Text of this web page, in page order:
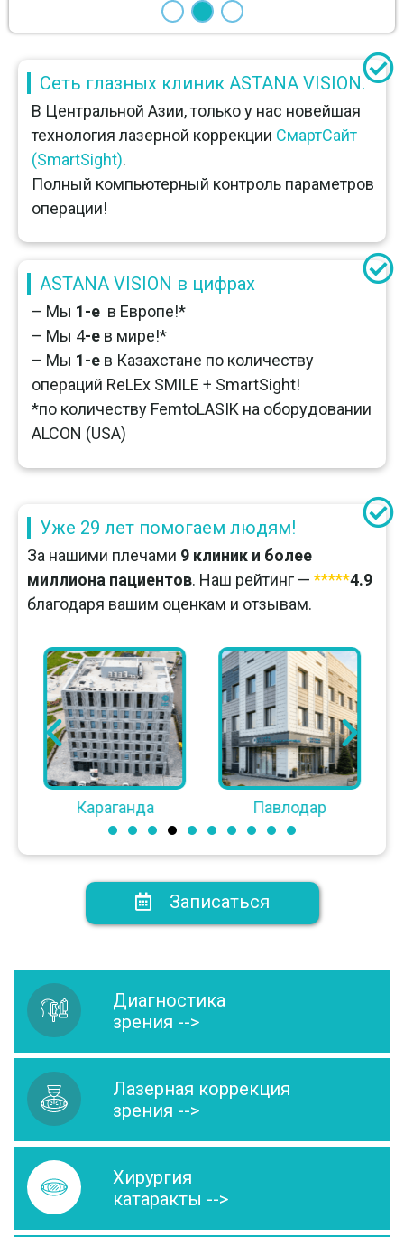
Сеть глазных клиник ASTANA VISION.
В Центральной Азии, только у нас новейшая
технология лазерной коррекции СмартСайт
(SmartSight).
Полный компьютерный контроль параметров
операции!
ASTANA VISION в цифрах
– Мы 1-е в Европе!*
– Мы 4-е в мире!*
– Мы 1-е в Казахстане по количеству
операций ReLEx SMILE + SmartSight!
*по количеству FemtoLASIK на оборудовании
ALCON (USA)
Уже 29 лет помогаем людям!
За нашими плечами 9 клиник и более
миллиона пациентов. Наш рейтинг — *****4.9
благодаря вашим оценкам и отзывам.
Караганда Павлодар
Записаться
Диагностика
зрения -->
Лазерная коррекция
зрения -->
Хирургия
катаракты -->